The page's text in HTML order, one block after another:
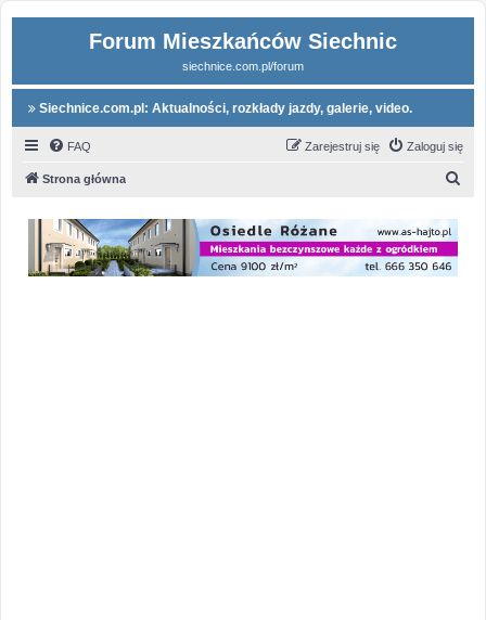
Forum Mieszkańców Siechnic
siechnice.com.pl/forum
Siechnice.com.pl: Aktualności, rozkłady jazdy, galerie, video.
FAQ Zaloguj się
Zarejestruj się
Strona główna